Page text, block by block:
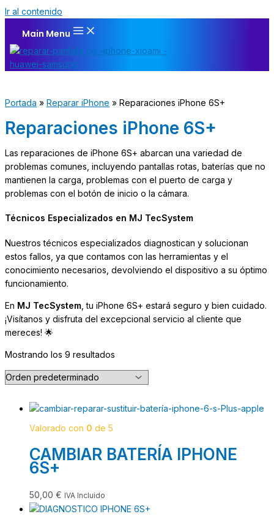
Ir al contenido
Main Menu
Portada » Reparar iPhone » Reparaciones iPhone 6S+
Reparaciones iPhone 6S+
Las reparaciones de iPhone 6S+ abarcan una variedad de
problemas comunes, incluyendo pantallas rotas, baterías que no
mantienen la carga, problemas con el puerto de carga y
problemas con el botón de inicio o la cámara.
Técnicos Especializados en MJ TecSystem
Nuestros técnicos especializados diagnostican y solucionan
estos fallos, ya que contamos con las herramientas y el
conocimiento necesarios, devolviendo el dispositivo a su óptimo
funcionamiento.
En MJ TecSystem , tu iPhone 6S+ estará seguro y bien cuidado.
¡Visítanos y disfruta del excepcional servicio al cliente que
mereces! 🌟
Mostrando los 9 resultados
Valorado con 0 de 5
CAMBIAR BATERÍA IPHONE
6S+
50,00 € IVA Incluido